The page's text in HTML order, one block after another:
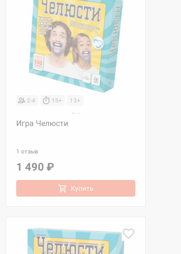
2-4 15+ 13+
Игра Челюсти
1 отзыв
1 490 ₽
Купить